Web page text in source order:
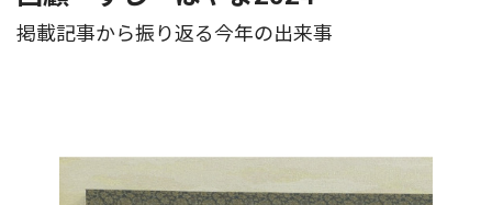
掲載記事から振り返る今年の出来事